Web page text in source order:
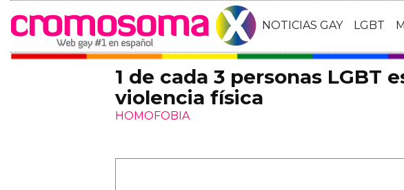
NOTICIAS GAY LGBT
1 de cada 3 personas LGBT
violencia física
HOMOFOBIA